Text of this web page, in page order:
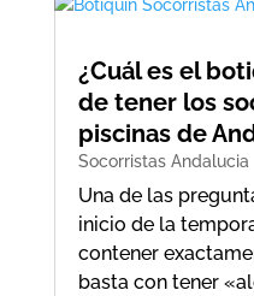
¿Cuál es el
de tener los
piscinas de
Socorristas Andalucia
Una de las
inicio de la
contener
basta con tener